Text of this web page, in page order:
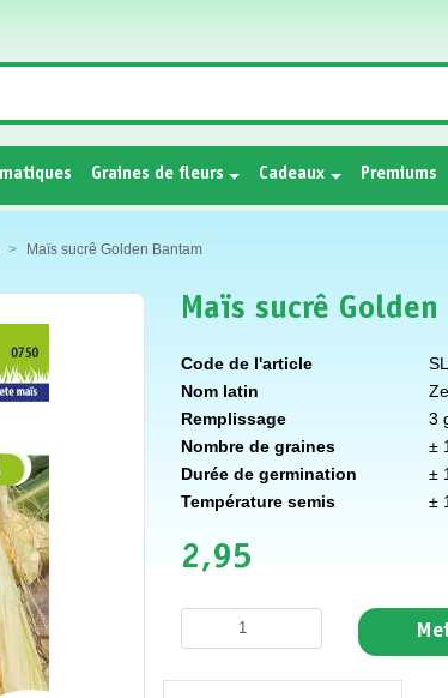
Graines de fleurs Cadeaux Premiums
Maïs sucrê Golden Bantam
Maïs sucrê
Code de l'article
Nom latin
Remplissage
3
Nombre de graines
±
Durée de germination
±
Température semis
±
2,95